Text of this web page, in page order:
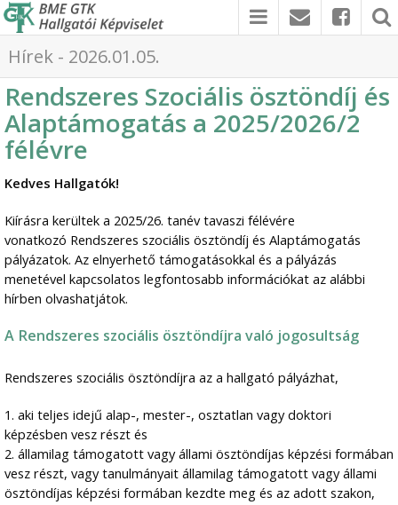
Hírek - 2026.01.05.
Rendszeres Szociális ösztöndíj és
Alaptámogatás a 2025/2026/2
félévre
Kedves Hallgatók!
Kiírásra kerültek a 2025/26. tanév tavaszi félévére
vonatkozó Rendszeres szociális ösztöndíj és Alaptámogatás
pályázatok. Az elnyerhető támogatásokkal és a pályázás
menetével kapcsolatos legfontosabb információkat az alábbi
hírben olvashatjátok.
A Rendszeres szociális ösztöndíjra való jogosultság
Rendszeres szociális ösztöndíjra az a hallgató pályázhat,
1. aki teljes idejű alap-, mester-, osztatlan vagy doktori
képzésben vesz részt és
2. államilag támogatott vagy állami ösztöndíjas képzési formában
vesz részt, vagy tanulmányait államilag támogatott vagy állami
ösztöndíjas képzési formában kezdte meg és az adott szakon,